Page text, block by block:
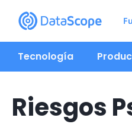
Tecnología
Riesgos